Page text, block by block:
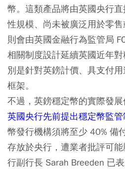
幣。這類產品將由英國央行
性規模、尚未被廣泛用於零售
則會由英國金融行為監管局
相關制度設計延續英國近年
別是針對英鎊計價、具支付
框架。
不過，英鎊穩定幣的實際發展
英國央行先前提出穩定幣監管
幣發行機構須將至少 40% 備
存放於央行，遭業者批評可
行副行長 Sarah Breeden 已